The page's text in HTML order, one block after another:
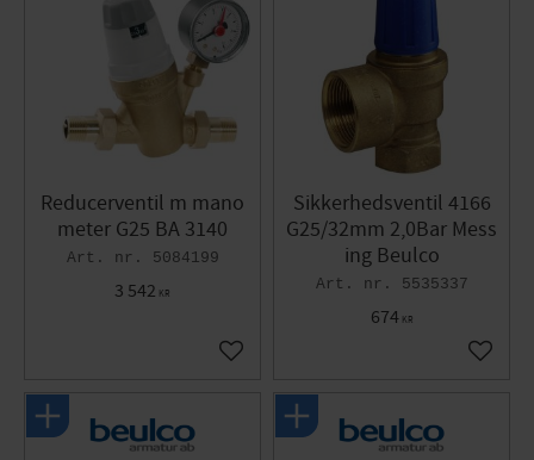
Reducerventil m mano
meter G25 BA 3140
5084199
3 542 KR
Gem som favorit
Sikkerhedsventil 4166
G25/32mm 2,0Bar Mess
ing Beulco
5535337
674KR
Gem